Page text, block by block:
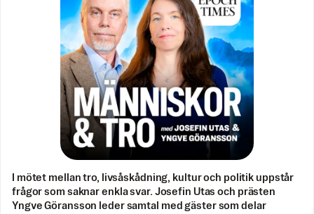
I mötet mellan tro, livsåskådning, kultur och politik uppstår
frågor som saknar enkla svar. Josefin Utas och prästen
Yngve Göransson leder samtal med gäster som delar